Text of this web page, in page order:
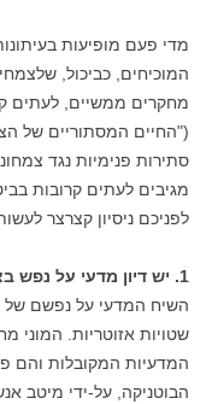
מדי פעם מופיעות
המוכיחים, כביכול,
מחקרים ממשיים, לעתים
("החיים המסתוריים של
סתירות פנימיות נגד
מגיבים לעתים קרובות
לפניכם ניסיון קצרצר
1. יש דיון מדעי על נפש בצמחים.
השיח המדעי על נפשם של
שטויות אזוטריות. המוני
המדעיות המקובלות והם
הבוטניקה, על-ידי מיטב